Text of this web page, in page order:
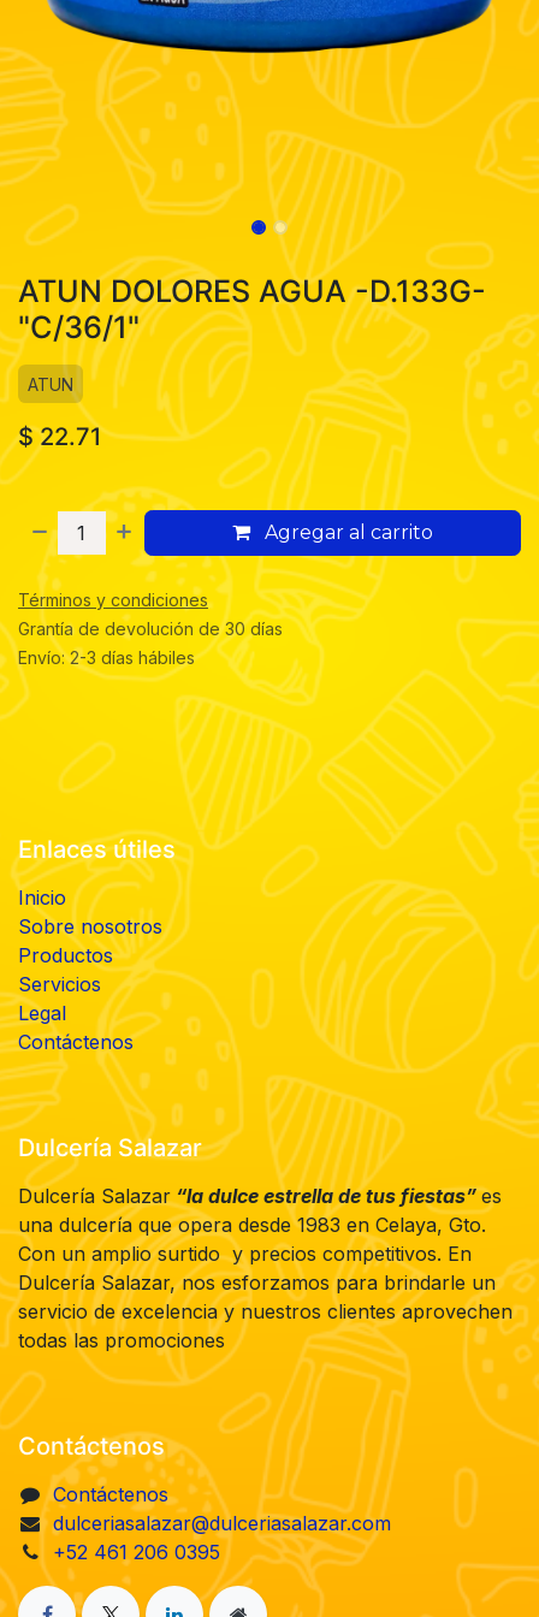
ATUN DOLORES AGUA -D.133G-
"C/36/1"
ATUN
$22.71
Agregar al carrito
Términos y condiciones
Grantía de devolución de 30 días
Envío: 2-3 días hábiles
Enlaces útiles
Inicio
Sobre nosotros
Productos
Servicios
Legal
Contáctenos
Dulcería Salazar
Dulcería Salazar “la dulce estrella de tus fiestas”es
una dulcería que opera desde 1983 en Celaya, Gto.
Con un amplio surtido y precios competitivos. En
Dulcería Salazar, nos esforzamos para brindarle un
servicio de excelencia y nuestros clientes aprovechen
todas las promociones
Contáctenos
Contáctenos
dulceriasalazar@dulceriasalazar.com
+52 461 206 0395